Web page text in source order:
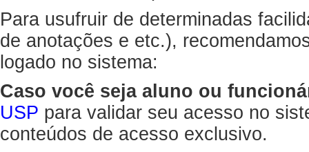
Para usufruir de determinadas
de anotações e etc.),
logado no sistema:
Caso você seja aluno ou
USP para validar seu acesso no
conteúdos de acesso exclusivo.